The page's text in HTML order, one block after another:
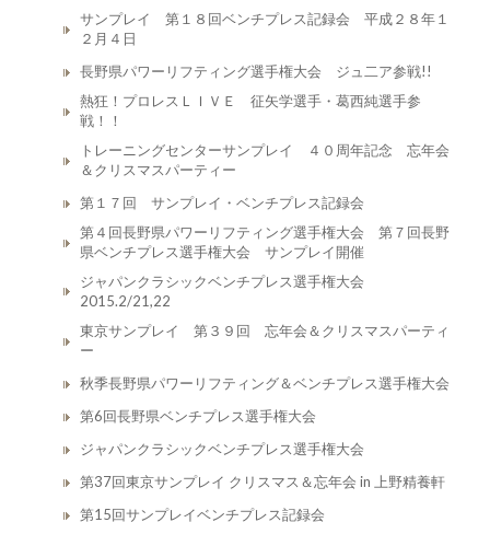
サンプレイ 第１８回ベンチプレス記録会 平成２８年１
２月４日
長野県パワーリフティング選手権大会 ジュ二ア参戦!!
熱狂！プロレスＬＩＶＥ 征矢学選手・葛西純選手参
戦！！
トレーニングセンターサンプレイ ４０周年記念 忘年会
＆クリスマスパーティー
第１７回 サンプレイ・ベンチプレス記録会
第４回長野県パワーリフティング選手権大会 第７回長野
県ベンチプレス選手権大会 サンプレイ開催
ジャパンクラシックベンチプレス選手権大会
2015.2/21,22
東京サンプレイ 第３９回 忘年会＆クリスマスパーティ
ー
秋季長野県パワーリフティング＆ベンチプレス選手権大会
第6回長野県ベンチプレス選手権大会
ジャパンクラシックベンチプレス選手権大会
第37回東京サンプレイ クリスマス＆忘年会 in 上野精養軒
第15回サンプレイベンチプレス記録会